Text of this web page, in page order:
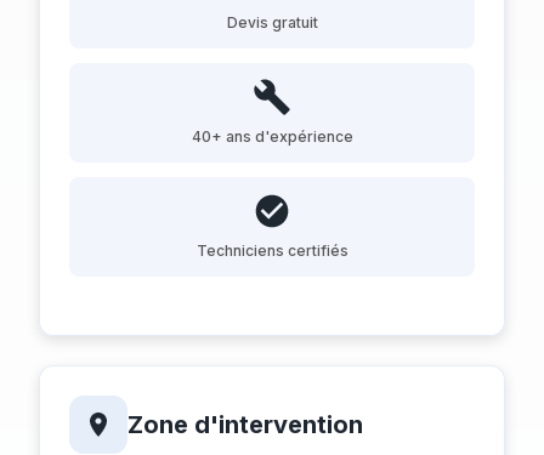
Devis gratuit
40+ ans d'expérience
Techniciens certifiés
Zone d'intervention